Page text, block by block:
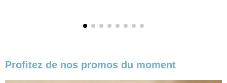
Profitez de nos promos du moment